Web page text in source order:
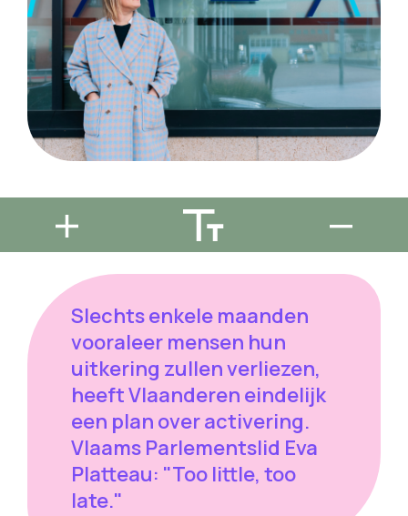
Slechts enkele maanden
vooraleer mensen hun
uitkering zullen verliezen,
heeft Vlaanderen eindelijk
een plan over activering.
Vlaams Parlementslid Eva
Platteau: "Too little, too
late."